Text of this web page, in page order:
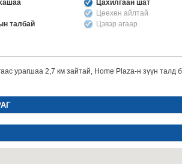
Цахилгаан шат
Цөөхөн айлтай
талбай
Цэвэр агаар
урагшаа 2,7 км зайтай, Home Plaza-н зүүн талд